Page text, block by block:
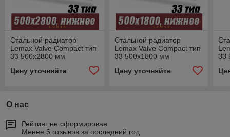
Стальной радиатор
Lemax Valve Compact тип
33 500x2800 мм
Цену уточняйте
Стальной радиатор
Lemax Valve Compact тип
33 500x1800 мм
Цену уточняйте
33
О нас
Рейтинг не сформирован
Менее 5 отзывов за последний год